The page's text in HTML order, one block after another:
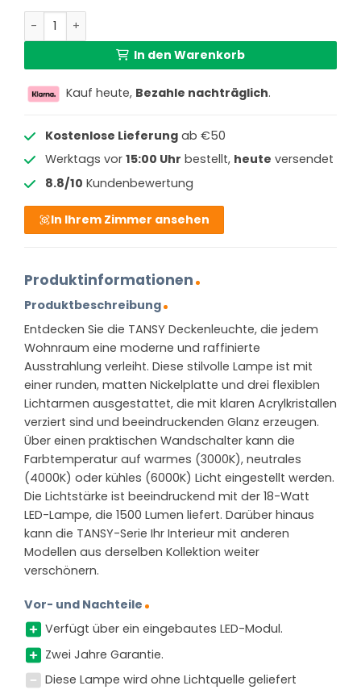
Dreieckige Deckenlampe Nickel Kristalle Globo Tansy
In den Warenkorb
Kauf heute, Bezahle nachträglich.
Kostenlose Lieferungab €50
Werktags vor 15:00 Uhr bestellt, heute versendet
8.8/10 Kundenbewertung
In Ihrem Zimmer ansehen
Produktinformationen
Produktbeschreibung
Entdecken Sie die TANSY Deckenleuchte, die jedem
Wohnraum eine moderne und raffinierte
Ausstrahlung verleiht. Diese stilvolle Lampe ist mit
einer runden, matten Nickelplatte und drei flexiblen
Lichtarmen ausgestattet, die mit klaren Acrylkristallen
verziert sind und beeindruckenden Glanz erzeugen.
Über einen praktischen Wandschalter kann die
Farbtemperatur auf warmes (3000K), neutrales
(4000K) oder kühles (6000K) Licht eingestellt werden.
Die Lichtstärke ist beeindruckend mit der 18-Watt
LED-Lampe, die 1500 Lumen liefert. Darüber hinaus
kann die TANSY-Serie Ihr Interieur mit anderen
Modellen aus derselben Kollektion weiter
verschönern.
Vor- und Nachteile
Verfügt über ein eingebautes LED-Modul.
Zwei Jahre Garantie.
Diese Lampe wird ohne Lichtquelle geliefert